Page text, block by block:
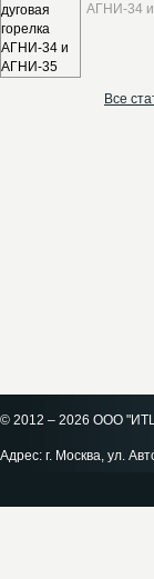
АГНИ-34
Все
© 2012 – 2026 ООО
Адрес: г. Москва, ул.